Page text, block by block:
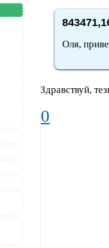
Оля,
Здравствуй,
0